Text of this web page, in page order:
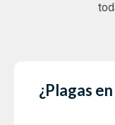
¿Plagas